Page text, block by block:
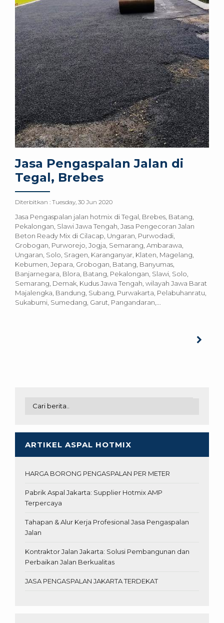
Jasa Pengaspalan Jalan di
Tegal, Brebes
Diterbitkan : Tuesday, 30 Jun 2020
Jasa Pengaspalan jalan hotmix di Tegal, Brebes, Batang,
Pekalongan, Slawi Jawa Tengah, Jasa Pengecoran Jalan
Beton Ready Mix di Cilacap, Ungaran, Purwodadi,
Grobogan, Purworejo, Jogja, Semarang, Ambarawa,
Ungaran, Solo, Sragen, Karanganyar, Klaten, Magelang,
Kebumen, Jepara, Grobogan, Batang, Banyumas,
Banjarnegara, Blora, Batang, Pekalongan, Slawi, Solo,
Semarang, Demak, Kudus Jawa Tengah, wilayah Jawa Barat
Majalengka, Bandung, Subang, Purwakarta, Pelabuhanratu,
Sukabumi, Sumedang, Garut, Pangandaran,...
ARTIKEL ASPAL HOTMIX
HARGA BORONG PENGASPALAN PER METER
Pabrik Aspal Jakarta: Supplier Hotmix AMP
Terpercaya
Tahapan & Alur Kerja Profesional Jasa Pengaspalan
Jalan
Kontraktor Jalan Jakarta: Solusi Pembangunan dan
Perbaikan Jalan Berkualitas
JASA PENGASPALAN JAKARTA TERDEKAT